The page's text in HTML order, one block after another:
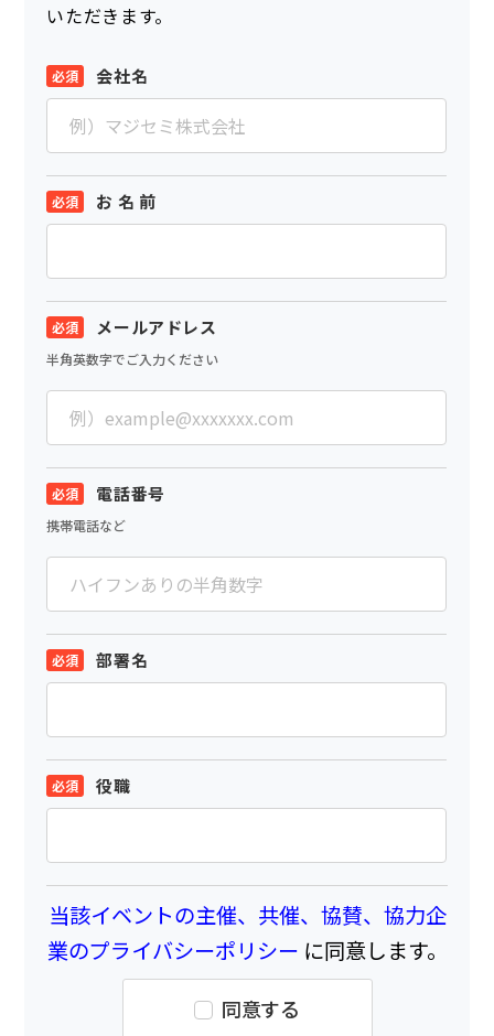
いただきます。
会社名
お 名 前
メールアドレス
半角英数字でご入力ください
電話番号
携帯電話など
部署名
役職
当該イベントの主催、共催、協賛、協力企
業のプライバシーポリシー に同意します。
同意する